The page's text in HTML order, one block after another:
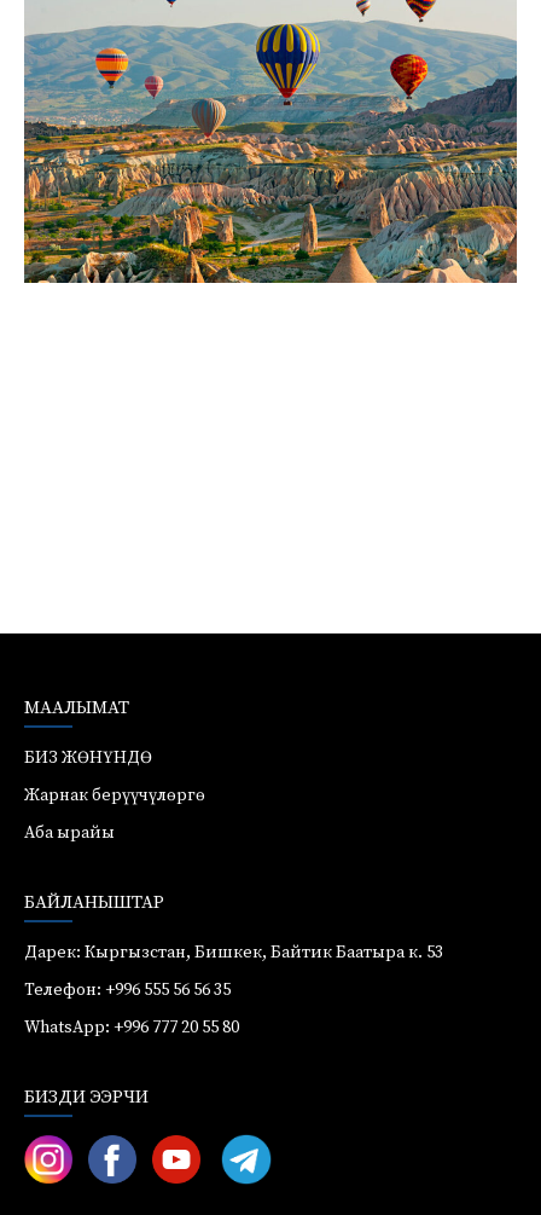
МААЛЫМАТ
БИЗ ЖӨНҮНДӨ
Жарнак берүүчүлөргө
Аба ырайы
БАЙЛАНЫШТАР
Дарек: Кыргызстан, Бишкек, Байтик Баатыра к. 53
Телефон: +996 555 56 56 35
WhatsApp: +996 777 20 55 80
БИЗДИ ЭЭРЧИ